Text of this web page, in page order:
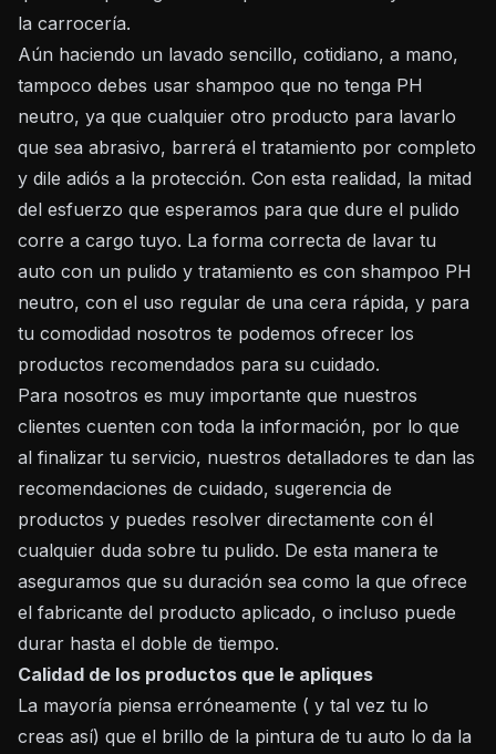
la carrocería.
Aún haciendo un lavado sencillo, cotidiano, a mano,
tampoco debes usar shampoo que no tenga PH
neutro, ya que cualquier otro producto para lavarlo
que sea abrasivo, barrerá el tratamiento por completo
y dile adiós a la protección. Con esta realidad, la mitad
del esfuerzo que esperamos para que dure el pulido
corre a cargo tuyo. La forma correcta de lavar tu
auto con un pulido y tratamiento es con shampoo PH
neutro, con el uso regular de una cera rápida, y para
tu comodidad nosotros te podemos ofrecer los
productos recomendados para su cuidado.
Para nosotros es muy importante que nuestros
clientes cuenten con toda la información, por lo que
al finalizar tu servicio, nuestros detalladores te dan las
recomendaciones de cuidado, sugerencia de
productos y puedes resolver directamente con él
cualquier duda sobre tu pulido. De esta manera te
aseguramos que su duración sea como la que ofrece
el fabricante del producto aplicado, o incluso puede
durar hasta el doble de tiempo.
Calidad de los productos que le apliques
La mayoría piensa erróneamente ( y tal vez tu lo
creas así) que el brillo de la pintura de tu auto lo da la